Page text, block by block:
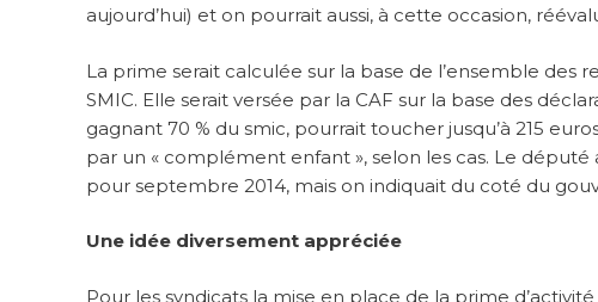
aujourd’hui) et on pourrait aussi, à cette occasion,
La prime serait calculée sur la base de l’ensemble des
SMIC. Elle serait versée par la CAF sur la base des
gagnant 70 % du smic, pourrait toucher jusqu’à 215
par un « complément enfant », selon les cas. Le
pour septembre 2014, mais on indiquait du coté du
Une idée diversement appréciée
Pour les syndicats la mise en place de la prime